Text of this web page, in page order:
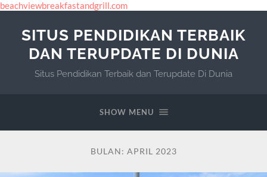
beachviewbreakfastandgrill.com
SITUS PENDIDIKAN TERBAIK
DAN TERUPDATE DI DUNIA
Situs Pendidikan Terbaik dan Terupdate Di Dunia
SHOW MENU
BULAN: APRIL 2023